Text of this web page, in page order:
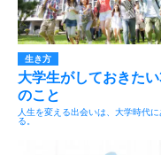
生き方
大学生がしておきた
のこと
人生を変える出会いは、大学時代に
る。